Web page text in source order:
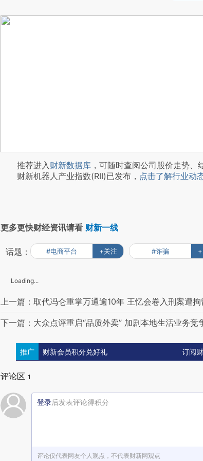
推荐进入财新数据库 ，可随时查阅公司股价走势、
财新机器人产业指数(RII)已发布， 点击了解行业动
更多更快财经资讯请看 财新一线
话题： #电商平台 +关注 #诈骗
Loading...
上一篇：取代冯仑重掌万通逾10年 王忆会卷入刑案遭拘
下一篇：大众点评重启“品质外卖” 加剧本地生活业务竞
推广 财新会员积分兑好礼 订阅
评论区 1
登录后发表评论得积分
评论仅代表网友个人观点，不代表财新网观点